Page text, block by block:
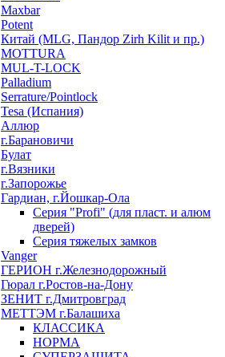
Maxbar
Potent
Китай (MLG, Пандор Zirh Kilit и пр.)
MOTTURA
MUL-T-LOCK
Palladium
Serrature/Pointlock
Tesa (Испания)
Аллюр
г.Барановичи
Булат
г.Вязники
г.Запорожье
Гардиан, г.Йошкар-Ола
Серия "Profi" (для пласт. и алюм
дверей)
Серия тяжелых замков
Vanger
ГЕРИОН г.Железнодорожный
Гюрал г.Ростов-на-Дону
ЗЕНИТ г.Дмитровград
МЕТТЭМ г.Балашиха
КЛАССИКА
НОРМА